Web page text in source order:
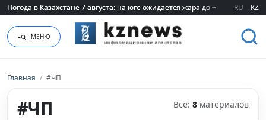
Погода в Казахстане 7 августа: на юге ожидается жара до +40 градусов
Погода в Казахстане 7 августа: на юге ожидается жара до +40 градусов
RU KZ
МЕНЮ
Главная / #ЧП
#ЧП Все: 8 материалов